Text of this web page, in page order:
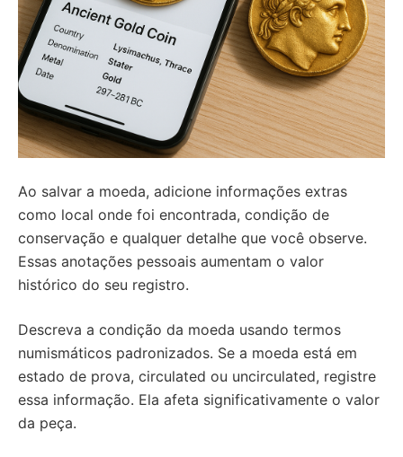
Ao salvar a moeda, adicione informações extras
como local onde foi encontrada, condição de
conservação e qualquer detalhe que você observe.
Essas anotações pessoais aumentam o valor
histórico do seu registro.
Descreva a condição da moeda usando termos
numismáticos padronizados. Se a moeda está em
estado de prova, circulated ou uncirculated, registre
essa informação. Ela afeta significativamente o valor
da peça.